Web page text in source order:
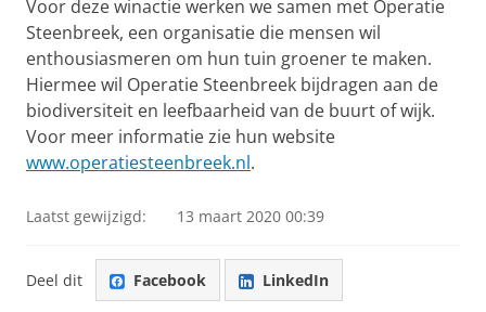
Voor deze winactie werken we samen met Operatie
Steenbreek, een organisatie die mensen wil
enthousiasmeren om hun tuin groener te maken.
Hiermee wil Operatie Steenbreek bijdragen aan de
biodiversiteit en leefbaarheid van de buurt of wijk.
Voor meer informatie zie hun website
www.operatiesteenbreek.nl.
Laatst gewijzigd: 13 maart 2020 00:39
Deel dit Facebook LinkedIn